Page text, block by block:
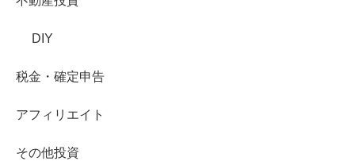
DIY
税金・確定申告
アフィリエイト
その他投資